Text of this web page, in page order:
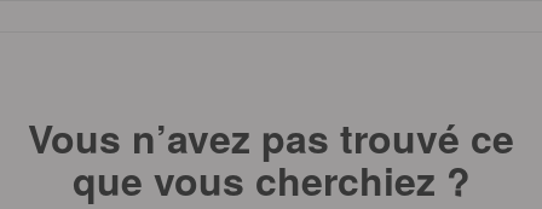
Vous n’avez pas trouvé ce
que vous cherchiez ?